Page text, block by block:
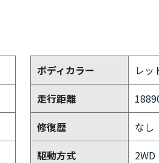
ボディカラー
レッ
走行距離
修復歴
なし
駆動方式
2WD